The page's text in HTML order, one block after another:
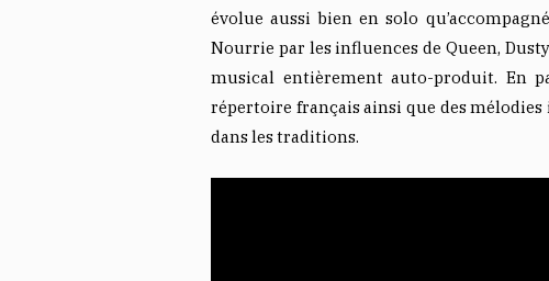
évolue aussi bien en solo
Nourrie par les influences de Queen,
musical entièrement auto-produit. En
répertoire français ainsi que des
dans les traditions.